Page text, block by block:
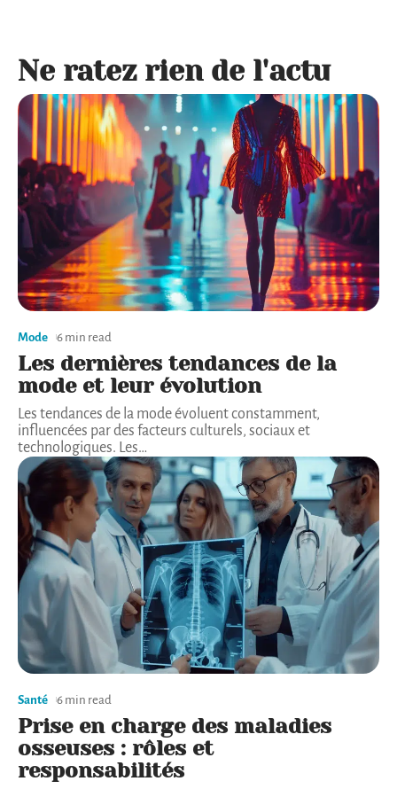
Ne ratez rien de l'actu
Mode 6 min read
Les dernières tendances de la
mode et leur évolution
Les tendances de la mode évoluent constamment,
influencées par des facteurs culturels, sociaux et
technologiques. Les…
Santé 6 min read
Prise en charge des maladies
osseuses : rôles et
responsabilités